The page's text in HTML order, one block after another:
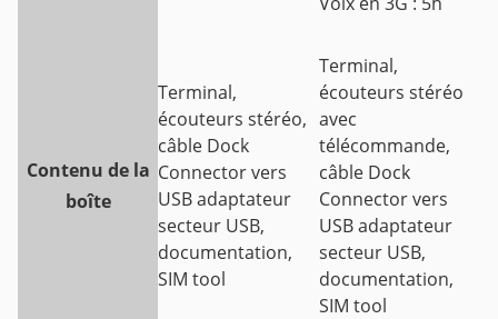
Contenu de la
boîte
Terminal,
écouteurs stéréo,
câble Dock
Connector vers
USB adaptateur
secteur USB,
documentation,
SIM tool
Terminal,
écouteurs stéréo
avec
télécommande,
câble Dock
Connector vers
USB adaptateur
secteur USB,
documentation,
SIM tool